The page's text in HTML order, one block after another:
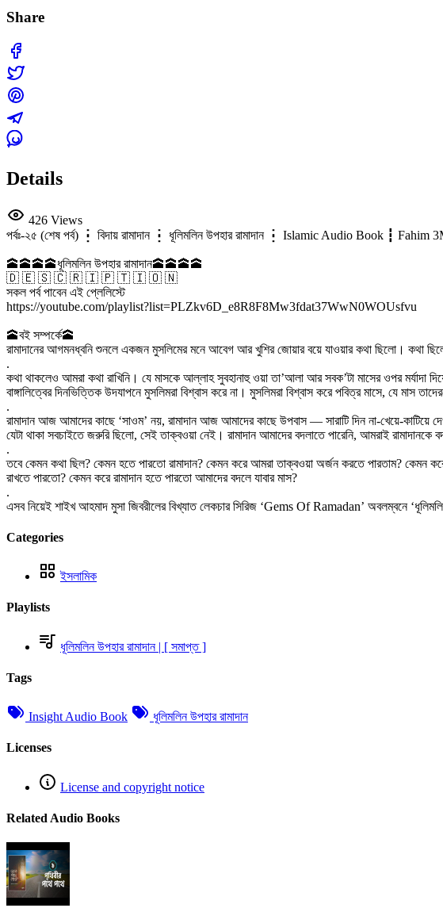
Share
Details
426 Views
পর্বঃ-২৫ (শেষ পর্ব) ┇ বিদায় রামাদান ┇ ধূলিমলিন উপহার রামাদান ┇ Islamic Audio Book ┇ Fahim
🕋🕋🕋🕋ধূলিমলিন উপহার রামাদান🕋🕋🕋🕋
🇩 🇪 🇸 🇨 🇷 🇮 🇵 🇹 🇮 🇴 🇳
সকল পর্ব পাবেন এই প্লেলিস্টে
https://youtube.com/playlist?list=PLZkv6D_e8R8F8Mw3fdat37WwN0WOUsfvu
🕋বই সম্পর্কে🕋
রামাদানের আগমনধ্বনি শুনলে একজন মুসলিমের মনে আবেগ আর খুশির জোয়ার বয়ে যাওয়ার কথা ছিলো। কথা
.
কথা থাকলেও আমরা কথা রাখিনি। যে মাসকে আল্লাহ সুবহানাহু ওয়া তা’আলা আর সবক’টা মাসের ওপর মর্যাদা
বাঙ্গালিত্বের দিনভিত্তিক উদযাপনে মুসলিমরা বিশ্বাস করে না। মুসলিমরা বিশ্বাস করে পবিত্র মাসে, যে মাস
.
রামাদান আজ আমাদের কাছে ‘সাওম’ নয়, রামাদান আজ আমাদের কাছে উপবাস — সারাটি দিন না-খেয়ে-
যেটা থাকা সবচাইতে জরুরি ছিলো, সেই তাক্বওয়া নেই। রামাদান আমাদের বদলাতে পারেনি, আমরাই
.
তবে কেমন কথা ছিল? কেমন হতে পারতো রামাদান? কেমন করে আমরা তাক্বওয়া অর্জন করতে পারতাম? কেমন
রাখতে পারতো? কেমন করে রামাদান হতে পারতো আমাদের বদলে যাবার মাস?
.
এসব নিয়েই শাইখ আহমাদ মুসা জিবরীলের বিখ্যাত লেকচার সিরিজ ‘Gems Of Ramadan’ অবলম্বনে ‘ধূলিমলিন
Categories
ইসলামিক
Playlists
ধূলিমলিন উপহার রামাদান | [ সমাপ্ত ]
Tags
Insight Audio Book ধূলিমলিন উপহার রামাদান
Licenses
License and copyright notice
Related Audio Books